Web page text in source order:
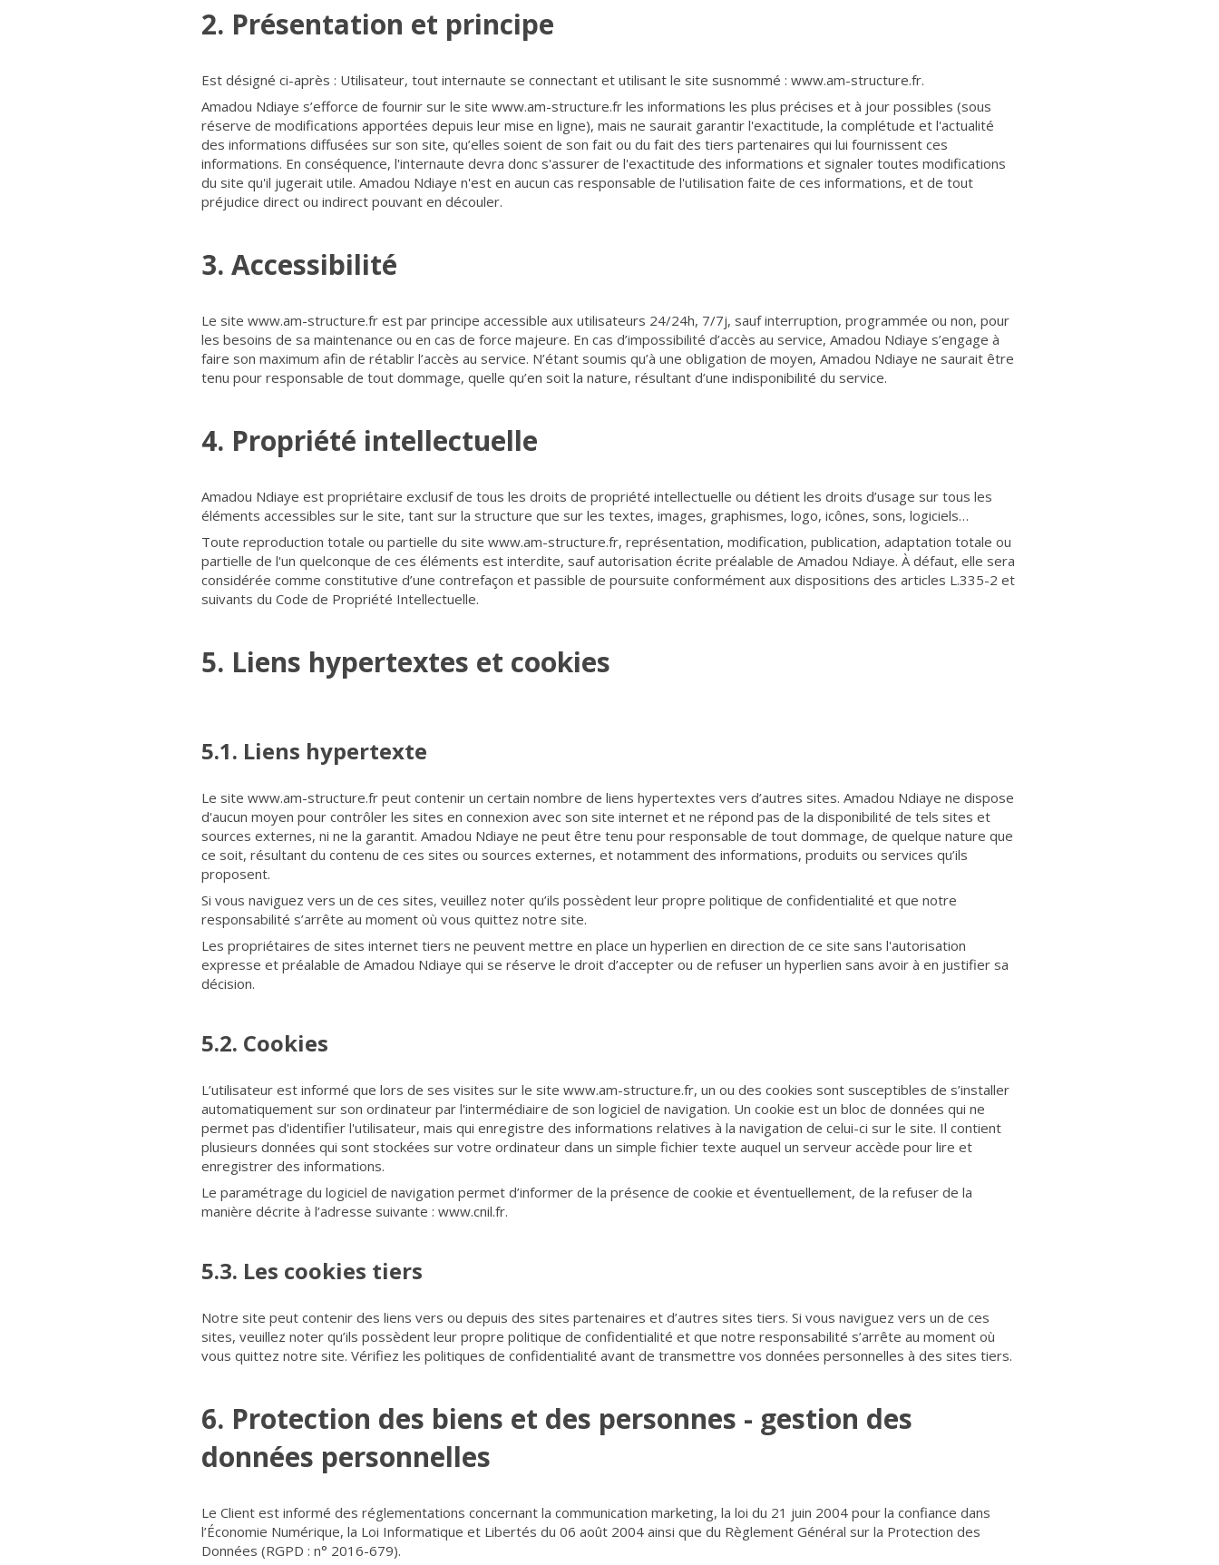
2. Présentation et principe
Est désigné ci-après : Utilisateur, tout internaute se connectant et utilisant le site susnommé : www.am-structure.fr.
Amadou Ndiaye s’efforce de fournir sur le site www.am-structure.fr les informations les plus précises et à jour possibles (sous
réserve de modifications apportées depuis leur mise en ligne), mais ne saurait garantir l'exactitude, la complétude et l'actualité
des informations diffusées sur son site, qu’elles soient de son fait ou du fait des tiers partenaires qui lui fournissent ces
informations. En conséquence, l'internaute devra donc s'assurer de l'exactitude des informations et signaler toutes modifications
du site qu'il jugerait utile. Amadou Ndiaye n'est en aucun cas responsable de l'utilisation faite de ces informations, et de tout
préjudice direct ou indirect pouvant en découler.
3. Accessibilité
Le site www.am-structure.fr est par principe accessible aux utilisateurs 24/24h, 7/7j, sauf interruption, programmée ou non, pour
les besoins de sa maintenance ou en cas de force majeure. En cas d’impossibilité d’accès au service, Amadou Ndiaye s’engage à
faire son maximum afin de rétablir l’accès au service. N’étant soumis qu’à une obligation de moyen, Amadou Ndiaye ne saurait être
tenu pour responsable de tout dommage, quelle qu’en soit la nature, résultant d’une indisponibilité du service.
4. Propriété intellectuelle
Amadou Ndiaye est propriétaire exclusif de tous les droits de propriété intellectuelle ou détient les droits d’usage sur tous les
éléments accessibles sur le site, tant sur la structure que sur les textes, images, graphismes, logo, icônes, sons, logiciels…
Toute reproduction totale ou partielle du site www.am-structure.fr, représentation, modification, publication, adaptation totale ou
partielle de l'un quelconque de ces éléments est interdite, sauf autorisation écrite préalable de Amadou Ndiaye. À défaut, elle sera
considérée comme constitutive d’une contrefaçon et passible de poursuite conformément aux dispositions des articles L.335-2 et
suivants du Code de Propriété Intellectuelle.
5. Liens hypertextes et cookies
5.1. Liens hypertexte
Le site www.am-structure.fr peut contenir un certain nombre de liens hypertextes vers d’autres sites. Amadou Ndiaye ne dispose
d'aucun moyen pour contrôler les sites en connexion avec son site internet et ne répond pas de la disponibilité de tels sites et
sources externes, ni ne la garantit. Amadou Ndiaye ne peut être tenu pour responsable de tout dommage, de quelque nature que
ce soit, résultant du contenu de ces sites ou sources externes, et notamment des informations, produits ou services qu’ils
proposent.
Si vous naviguez vers un de ces sites, veuillez noter qu’ils possèdent leur propre politique de confidentialité et que notre
responsabilité s’arrête au moment où vous quittez notre site.
Les propriétaires de sites internet tiers ne peuvent mettre en place un hyperlien en direction de ce site sans l'autorisation
expresse et préalable de Amadou Ndiaye qui se réserve le droit d’accepter ou de refuser un hyperlien sans avoir à en justifier sa
décision.
5.2. Cookies
L’utilisateur est informé que lors de ses visites sur le site www.am-structure.fr, un ou des cookies sont susceptibles de s’installer
automatiquement sur son ordinateur par l'intermédiaire de son logiciel de navigation. Un cookie est un bloc de données qui ne
permet pas d'identifier l'utilisateur, mais qui enregistre des informations relatives à la navigation de celui-ci sur le site. Il contient
plusieurs données qui sont stockées sur votre ordinateur dans un simple fichier texte auquel un serveur accède pour lire et
enregistrer des informations.
Le paramétrage du logiciel de navigation permet d’informer de la présence de cookie et éventuellement, de la refuser de la
manière décrite à l’adresse suivante : www.cnil.fr.
5.3. Les cookies tiers
Notre site peut contenir des liens vers ou depuis des sites partenaires et d’autres sites tiers. Si vous naviguez vers un de ces
sites, veuillez noter qu’ils possèdent leur propre politique de confidentialité et que notre responsabilité s’arrête au moment où
vous quittez notre site. Vérifiez les politiques de confidentialité avant de transmettre vos données personnelles à des sites tiers.
6. Protection des biens et des personnes - gestion des
données personnelles
Le Client est informé des réglementations concernant la communication marketing, la loi du 21 juin 2004 pour la confiance dans
l’Économie Numérique, la Loi Informatique et Libertés du 06 août 2004 ainsi que du Règlement Général sur la Protection des
Données (RGPD : n° 2016-679).